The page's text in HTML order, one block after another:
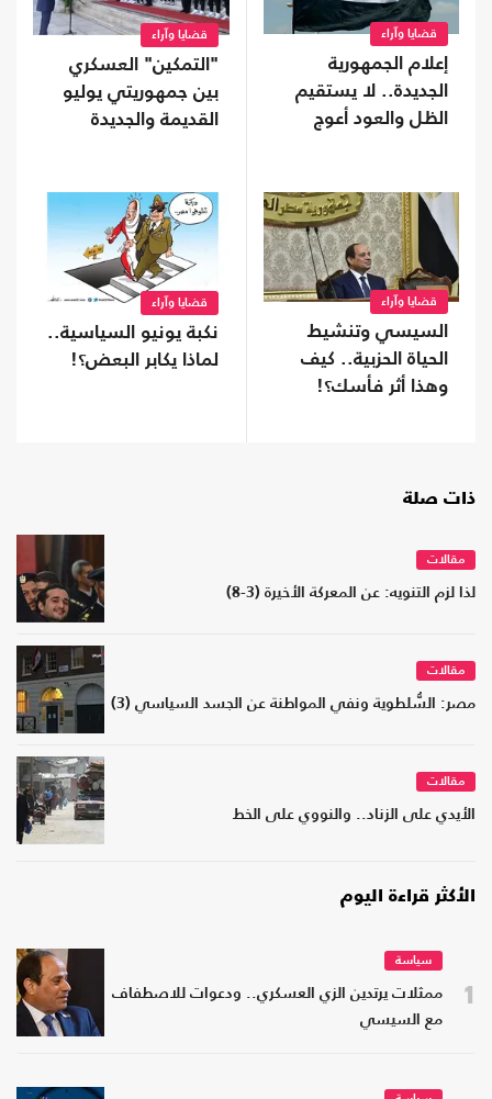
قضايا وآراء
إعلام الجمهورية
الجديدة.. لا يستقيم
الظل والعود أعوج
قضايا وآراء
"التمكين" العسكري
بين جمهوريتي يوليو
القديمة والجديدة
قضايا وآراء
السيسي وتنشيط
الحياة الحزبية.. كيف
وهذا أثر فأسك؟!
قضايا وآراء
نكبة يونيو السياسية..
لماذا يكابر البعض؟!
ذات صلة
مقالات
لذا لزم التنويه: عن المعركة الأخيرة (3-8)
مقالات
مصر: السُّلطوية ونفي المواطنة عن الجسد السياسي (3)
مقالات
الأيدي على الزناد.. والنووي على الخط
الأكثر قراءة اليوم
1
سياسة
ممثلات يرتدين الزي العسكري.. ودعوات للاصطفاف
مع السيسي